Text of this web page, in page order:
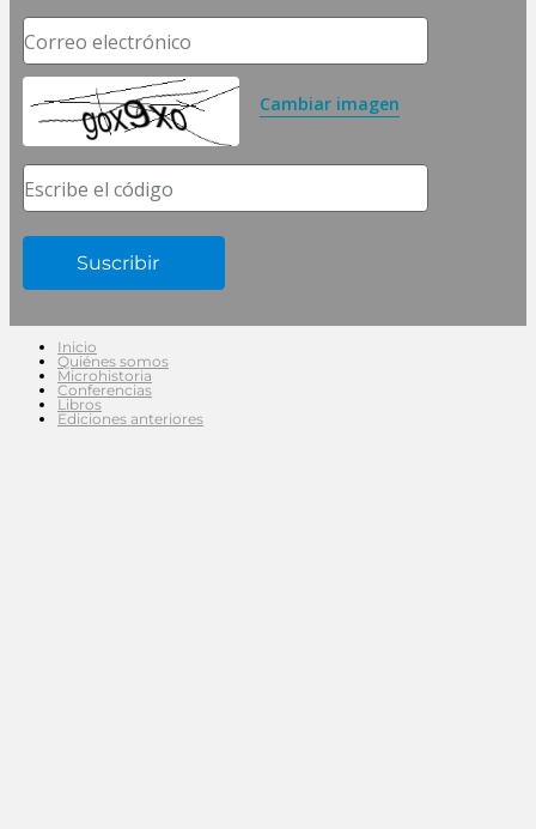
Correo electrónico
Cambiar imagen
Escribe el código
Inicio
Quiénes somos
Microhistoria
Conferencias
Libros
Ediciones anteriores